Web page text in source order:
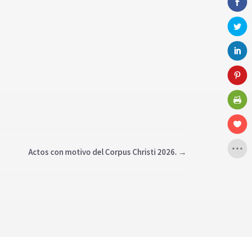
Actos con motivo del Corpus Christi 2026. →